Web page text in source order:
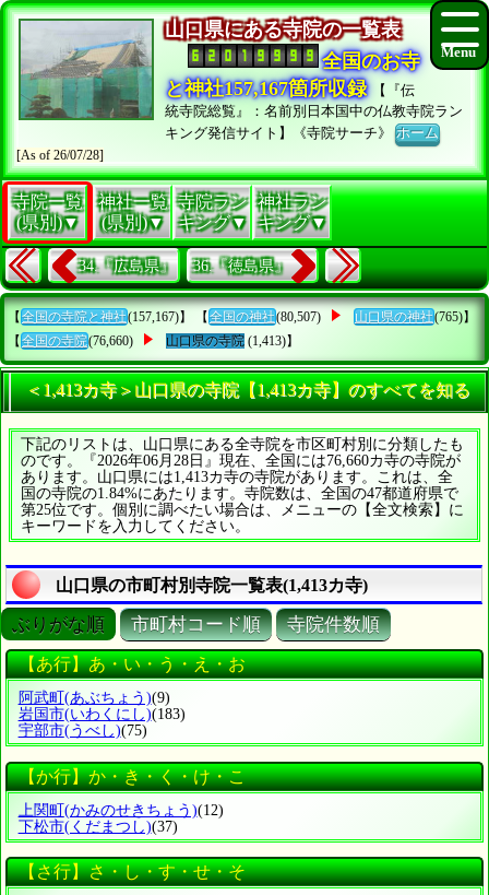
山口県にある寺院の一覧表
全国のお寺
と神社157,167箇所収録
【『伝
統寺院総覧』：名前別日本国中の仏教寺院ラン
キング発信サイト】《寺院サーチ》ホーム
[As of 26/07/28]
寺院一覧
(県別)▼
神社一覧
(県別)▼
寺院ラン
キング▼
神社ラン
キング▼
34.『広島県』 36.『徳島県』
【 全国の寺院と神社(157,167)】 【 全国の神社(80,507) 山口県の神社(765)】
【 全国の寺院(76,660) 山口県の寺院 (1,413)】
＜1,413カ寺＞山口県の寺院【1,413カ寺】のすべてを知る
下記のリストは、山口県にある全寺院を市区町村別に分類したも
のです。『2026年06月28日』現在、全国には76,660カ寺の寺院が
あります。山口県には1,413カ寺の寺院があります。これは、全
国の寺院の1.84%にあたります。寺院数は、全国の47都道府県で
第25位です。個別に調べたい場合は、メニューの【全文検索】に
キーワードを入力してください。
山口県の市町村別寺院一覧表(1,413カ寺)
ぶりがな順 市町村コード順 寺院件数順
【あ行】あ・い・う・え・お
阿武町 (あぶちょう)(9)
岩国市(いわくにし)(183)
宇部市(うべし)(75)
【か行】か・き・く・け・こ
上関町 (かみのせきちょう)(12)
下松市(くだまつし)(37)
【さ行】さ・し・す・せ・そ